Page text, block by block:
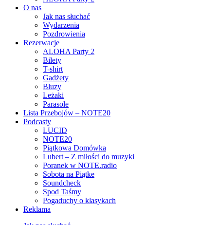
O nas
Jak nas słuchać
Wydarzenia
Pozdrowienia
Rezerwacje
ALOHA Party 2
Bilety
T-shirt
Gadżety
Bluzy
Leżaki
Parasole
Lista Przebojów – NOTE20
Podcasty
LUCID
NOTE20
Piątkowa Domówka
Lubert – Z miłości do muzyki
Poranek w NOTE.radio
Sobota na Piątke
Soundcheck
Spod Taśmy
Pogaduchy o klasykach
Reklama